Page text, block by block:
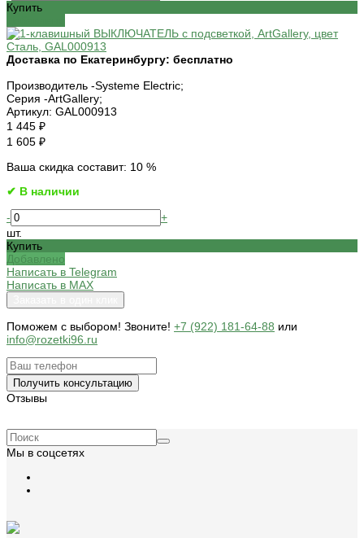
Купить
Доставка по Екатеринбургу: бесплатно
Производитель -Systeme Electric;
Серия -ArtGallery;
Артикул: GAL000913
1 445 ₽
1 605 ₽
Ваша скидка составит: 10 %
✔ В наличии
-
+
шт.
Купить
Добавлено
Написать в Telegram
Написать в MAX
Поможем c выбором! Звоните! +7 (922) 181-64-88 или
info@rozetki96.ru
Получить консультацию
Отзывы
Мы в соцсетях